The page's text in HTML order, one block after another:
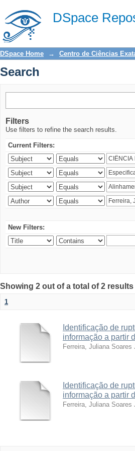
DSpace
Search
DSpace Home → Centro de Ciências
Search
Filters
Use filters to refine the search results.
Current Filters:
New Filters:
Showing 2 out of a total of 2
1
Identificação de
informação a partir
Ferreira, Juliana Soares
Identificação de
informação a partir
Ferreira, Juliana Soares